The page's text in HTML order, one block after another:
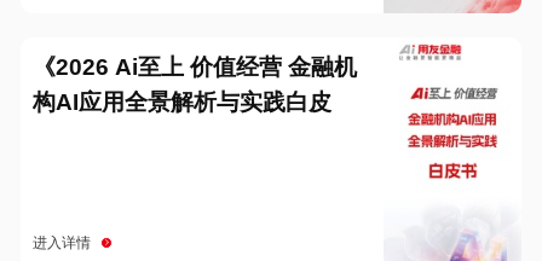
《2026 Ai至上 价值经营 金融机
构AI应用全景解析与实践白皮
进入详情